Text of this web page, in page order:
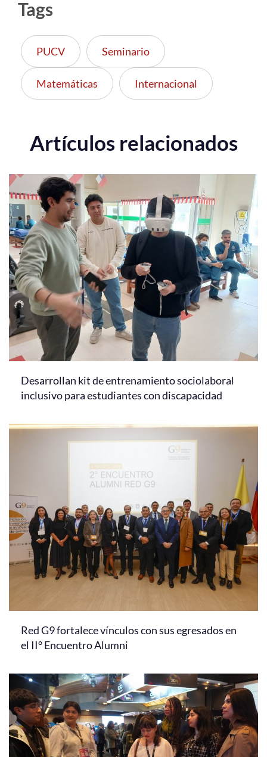
Tags
PUCV Seminario
Matemáticas Internacional
Artículos relacionados
Desarrollan kit de entrenamiento sociolaboral
inclusivo para estudiantes con discapacidad
Red G9 fortalece vínculos con sus egresados en
el II° Encuentro Alumni